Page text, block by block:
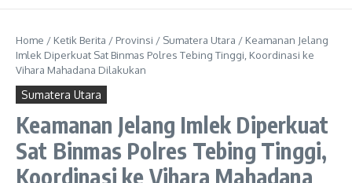
Home / Ketik Berita / Provinsi / Sumatera Utara / Keamanan Jelang
Imlek Diperkuat Sat Binmas Polres Tebing Tinggi, Koordinasi ke
Vihara Mahadana Dilakukan
Sumatera Utara
Keamanan Jelang Imlek Diperkuat
Sat Binmas Polres Tebing Tinggi,
Koordinasi ke Vihara Mahadana